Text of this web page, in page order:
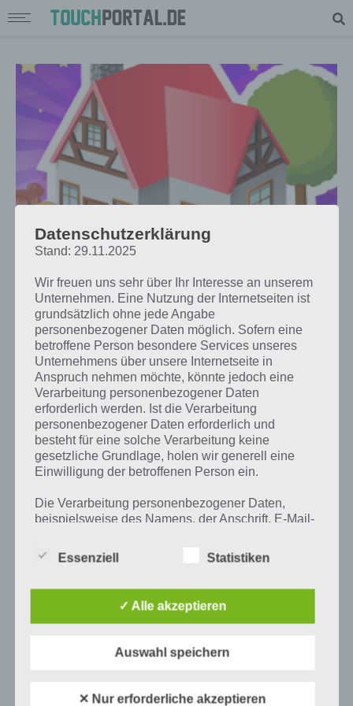
DESIGN THIS HOME TIPPS UND
MEHR FÜR ANDROID UND IOS
PAUL STELZER -16. FEBRUAR 2014
[caption id="attachment_14734" align="alignright"
width="150"] Design This Home (c) App Minis[/caption]
Hier findest du eine Reihe an Tipps und Tricks sowie
Informationen zu Cheats zur App Design This…
DESIGN THIS HOME – APP REVIEW
Datenschutzerklärung
Stand: 29.11.2025
Wir freuen uns sehr über Ihr Interesse an unserem
Unternehmen. Eine Nutzung der Internetseiten ist
grundsätzlich ohne jede Angabe
personenbezogener Daten möglich. Sofern eine
betroffene Person besondere Services unseres
Unternehmens über unsere Internetseite in
Anspruch nehmen möchte, könnte jedoch eine
Verarbeitung personenbezogener Daten
erforderlich werden. Ist die Verarbeitung
personenbezogener Daten erforderlich und
besteht für eine solche Verarbeitung keine
gesetzliche Grundlage, holen wir generell eine
Einwilligung der betroffenen Person ein.
Die Verarbeitung personenbezogener Daten,
beispielsweise des Namens, der Anschrift, E-Mail-
Person, erfolgt stets im Einklang mit der
Datenschutz-Grundverordnung und in
landesspezifischen Datenschutzbestimmungen.
Mittels dieser Datenschutzerklärung möchte unser
und Zweck der von uns erhobenen, genutzten und
verarbeiteten personenbezogenen Daten
mittels dieser Datenschutzerklärung über die ihnen
Essenziell Statistiken
✓ Alle akzeptieren
Auswahl speichern
✕ Nur erforderliche akzeptieren